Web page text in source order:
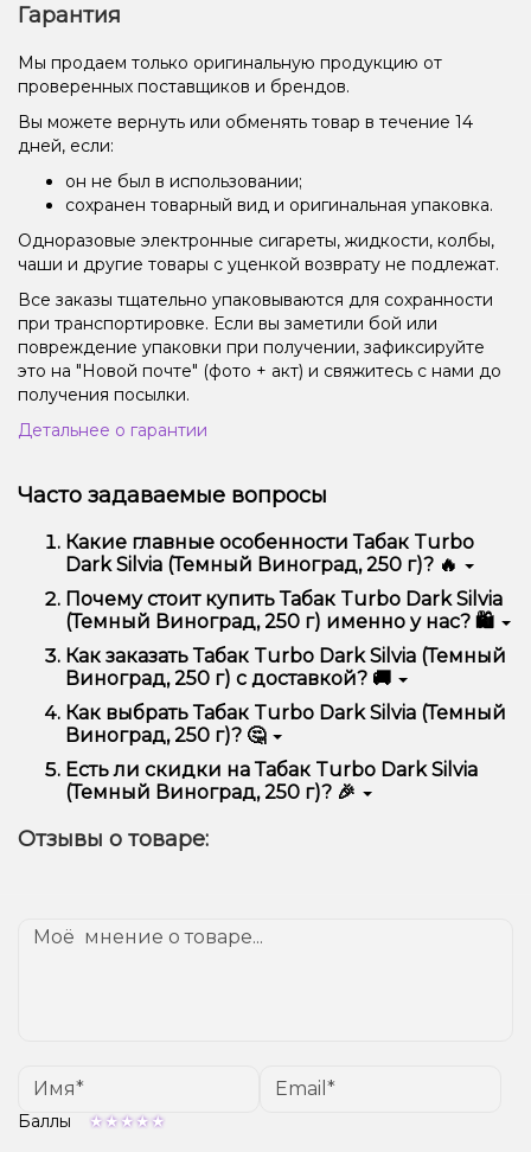
Гарантия
Мы продаем только оригинальную продукцию от
проверенных поставщиков и брендов.
Вы можете вернуть или обменять товар в течение 14
дней, если:
он не был в использовании;
сохранен товарный вид и оригинальная упаковка.
Одноразовые электронные сигареты, жидкости, колбы,
чаши и другие товары с уценкой возврату не подлежат.
Все заказы тщательно упаковываются для сохранности
при транспортировке. Если вы заметили бой или
повреждение упаковки при получении, зафиксируйте
это на "Новой почте" (фото + акт) и свяжитесь с нами до
получения посылки.
Детальнее о гарантии
Часто задаваемые вопросы
Какие главные особенности Табак Turbo
Dark Silvia (Темный Виноград, 250 г)? 🔥
Табак Turbo Dark Silvia (Темный Виноград, 250 г)
отличается высоким качеством, удобством
использования и надежностью.
Почему стоит купить Табак Turbo Dark Silvia
(Темный Виноград, 250 г) именно у нас? 🛍️
Мы предлагаем только оригинальную продукцию,
широкий ассортимент, выгодные цены и быструю
доставку. Кроме того, у нас регулярные акции и
скидки для клиентов!
Как заказать Табак Turbo Dark Silvia (Темный
Виноград, 250 г) с доставкой? 🚚
Оформить заказ можно в несколько кликов:
Добавьте Табак Turbo Dark Silvia (Темный
Виноград, 250 г) в корзину.
Перейдите к оформлению заказа.
доставки.
Подтвердите заказ – мы быстро отправим его
Как выбрать Табак Turbo Dark Silvia (Темный
Виноград, 250 г)? 🤔
Выбор зависит от ваших предпочтений – например,
если это кальян, учитывайте размер, материал и тип
чаши, если вейп – мощность и вкус. Наши
Есть ли скидки на Табак Turbo Dark Silvia
(Темный Виноград, 250 г)? 🎉
специальные предложения. Следите за
Отзывы о товаре:
Баллы